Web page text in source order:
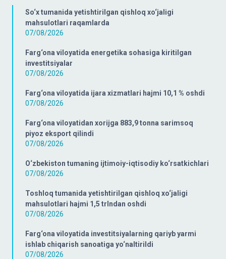
So‘x tumanida yetishtirilgan qishloq xo‘jaligi
mahsulotlari raqamlarda
07/08/2026
Farg‘ona viloyatida energetika sohasiga kiritilgan
investitsiyalar
07/08/2026
Farg‘ona viloyatida ijara xizmatlari hajmi 10,1 % oshdi
07/08/2026
Farg‘ona viloyatidan xorijga 883,9 tonna sarimsoq
piyoz eksport qilindi
07/08/2026
O‘zbekiston tumaning ijtimoiy-iqtisodiy ko‘rsatkichlari
07/08/2026
Toshloq tumanida yetishtirilgan qishloq xo‘jaligi
mahsulotlari hajmi 1,5 trlndan oshdi
07/08/2026
Farg‘ona viloyatida investitsiyalarning qariyb yarmi
ishlab chiqarish sanoatiga yo‘naltirildi
07/08/2026